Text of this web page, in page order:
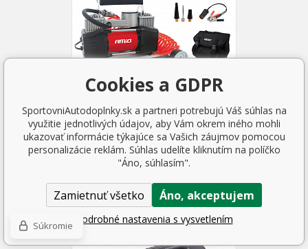
Automobilový kompresor
AComp-4 kovový 2 - piestový
12 V HQ
39.54 EUR
SKLADOM 1 KS
Cookies a GDPR
SportovniAutodoplnky.sk a partneri potrebujú Váš súhlas na
využitie jednotlivých údajov, aby Vám okrem iného mohli
ukazovať informácie týkajúce sa Vašich záujmov pomocou
personalizácie reklám. Súhlas udelíte kliknutím na políčko
"Áno, súhlasím".
Zamietnuť všetko Áno, akceptujem
Podrobné nastavenia s vysvetlením
Súkromie